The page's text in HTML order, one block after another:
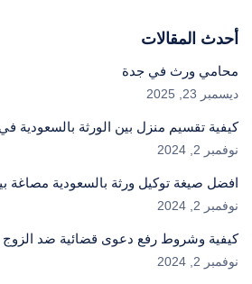
أحدث المقالات
محامي ورث في جدة
ديسمبر 23, 2025
كيفية تقسيم منزل بين الورثة بالسعودية
نوفمبر 2, 2024
افضل صيغة توكيل ورثة بالسعودية مصاغة
نوفمبر 2, 2024
كيفية وشروط رفع دعوى قضائية ضد الزوج
نوفمبر 2, 2024